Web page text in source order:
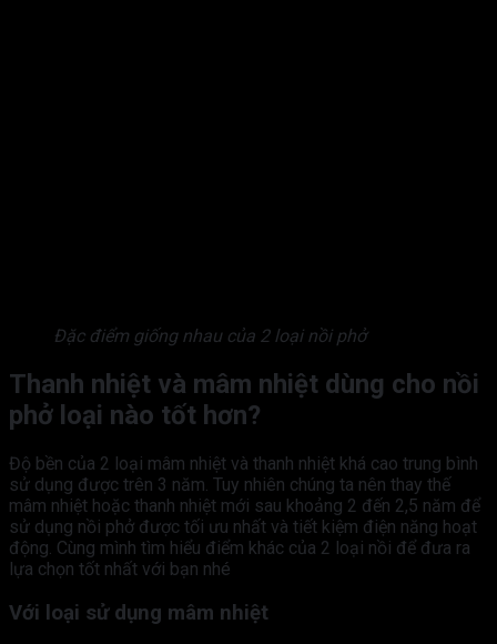
Đặc điểm giống nhau của 2 loại nồi phở
Thanh nhiệt và mâm nhiệt dùng cho nồi
phở loại nào tốt hơn?
Độ bền của 2 loại mâm nhiệt và thanh nhiệt khá cao trung bình
sử dụng được trên 3 năm. Tuy nhiên chúng ta nên thay thế
mâm nhiệt hoặc thanh nhiệt mới sau khoảng 2 đến 2,5 năm để
sử dụng nồi phở được tối ưu nhất và tiết kiệm điện năng hoạt
động. Cùng mình tìm hiểu điểm khác của 2 loại nồi để đưa ra
lựa chọn tốt nhất với bạn nhé
Với loại sử dụng mâm nhiệt